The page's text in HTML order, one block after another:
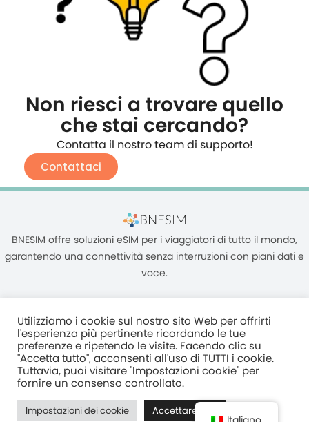
Non riesci a trovare quello
che stai cercando?
Contatta il nostro team di supporto!
Contattaci
BNESIM offre soluzioni eSIM per i viaggiatori di tutto il mondo,
garantendo una connettività senza interruzioni con piani dati e
voce.
Unità C, 8/F, King Palace Plaza, NO:55 King Yip Street, Kwun Tong,
Kowloon, HONG KONG
2017–2025 BNESIM LIMITED Tutti i diritti riservati
Normativa Sulla Privacy Termini e condizioni Fair Use Policy
Utilizziamo i cookie sul nostro sito Web per offrirti
l'esperienza più pertinente ricordando le tue
preferenze e ripetendo le visite. Facendo clic su
"Accetta tutto", acconsenti all'uso di TUTTI i cookie.
Tuttavia, puoi visitare "Impostazioni cookie" per
fornire un consenso controllato.
Impostazioni dei cookie Accettare tutti